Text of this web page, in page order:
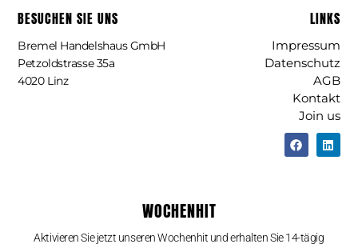
BESUCHEN SIE UNS
Bremel Handelshaus GmbH
Petzoldstrasse 35a
4020 Linz
LINKS
Impressum
Datenschutz
AGB
Kontakt
Join us
WOCHENHIT
Aktivieren Sie jetzt unseren Wochenhit und erhalten Sie 14-tägig